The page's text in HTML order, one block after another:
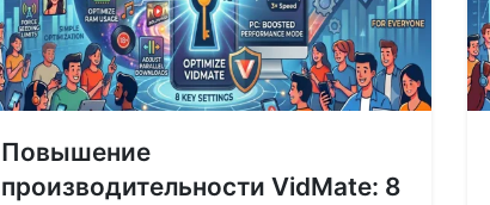
Повышение
производительности VidMate: 8